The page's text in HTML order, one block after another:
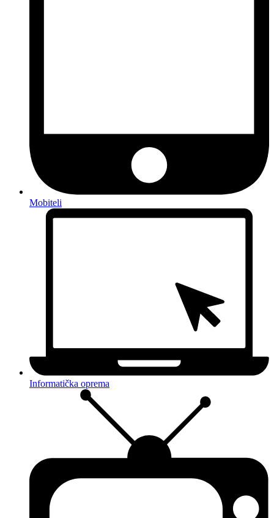
Mobiteli
Informatička oprema